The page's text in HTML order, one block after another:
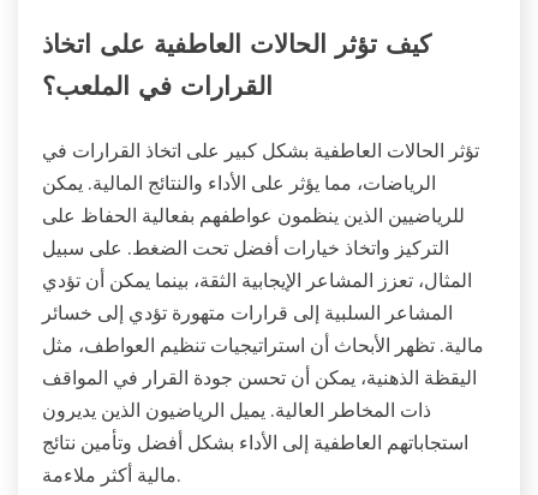
كيف تؤثر الحالات العاطفية على اتخاذ
القرارات في الملعب؟
تؤثر الحالات العاطفية بشكل كبير على اتخاذ القرارات في
الرياضات، مما يؤثر على الأداء والنتائج المالية. يمكن
للرياضيين الذين ينظمون عواطفهم بفعالية الحفاظ على
التركيز واتخاذ خيارات أفضل تحت الضغط. على سبيل
المثال، تعزز المشاعر الإيجابية الثقة، بينما يمكن أن تؤدي
المشاعر السلبية إلى قرارات متهورة تؤدي إلى خسائر
مالية. تظهر الأبحاث أن استراتيجيات تنظيم العواطف، مثل
اليقظة الذهنية، يمكن أن تحسن جودة القرار في المواقف
ذات المخاطر العالية. يميل الرياضيون الذين يديرون
استجاباتهم العاطفية إلى الأداء بشكل أفضل وتأمين نتائج
مالية أكثر ملاءمة.